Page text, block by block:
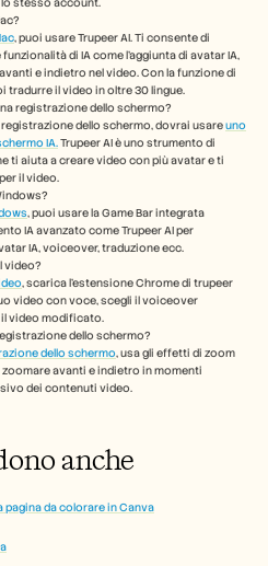
stesso account.
, puoi usare Trupeer AI. Ti consente di
di IA come l'aggiunta di avatar IA,
e indietro nel video. Con la funzione di
tradurre il video in oltre 30 lingue.
registrazione dello schermo?
registrazione dello schermo, dovrai usare uno
IA. Trupeer AI è uno strumento di
ti aiuta a creare video con più avatar e ti
il video.
, puoi usare la Game Bar integrata
IA avanzato come Trupeer AI per
IA, voiceover, traduzione ecc.
video?
, scarica l'estensione Chrome di trupeer
video con voce, scegli il voiceover
video modificato.
dello schermo?
dello schermo, usa gli effetti di zoom
avanti e indietro in momenti
dei contenuti video.
anche
da colorare in Canva